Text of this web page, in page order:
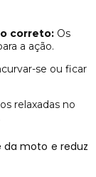
correto: Os
a ação.
se ou ficar
relaxadas no
da moto e reduz